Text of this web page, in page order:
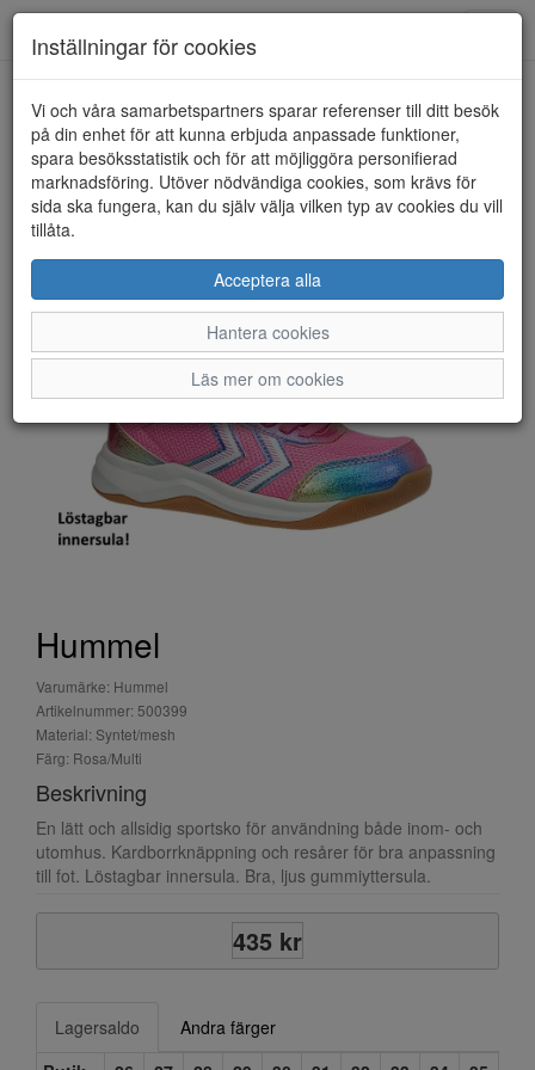
HEM HUMMEL
Hummel
Varumärke: Hummel
Artikelnummer: 500399
Material: Syntet/mesh
Färg: Rosa/Multi
Beskrivning
En lätt och allsidig sportsko för användning både inom- och
utomhus. Kardborrknäppning och resårer för bra anpassning
till fot. Löstagbar innersula. Bra, ljus gummiyttersula.
435 kr
Lagersaldo
Andra färger
Inställningar för cookies
Vi och våra samarbetspartners sparar referenser till ditt besök
på din enhet för att kunna erbjuda anpassade funktioner,
spara besöksstatistik och för att möjliggöra personifierad
marknadsföring. Utöver nödvändiga cookies, som krävs för
sida ska fungera, kan du själv välja vilken typ av cookies du vill
tillåta.
Acceptera alla
Hantera cookies
Läs mer om cookies